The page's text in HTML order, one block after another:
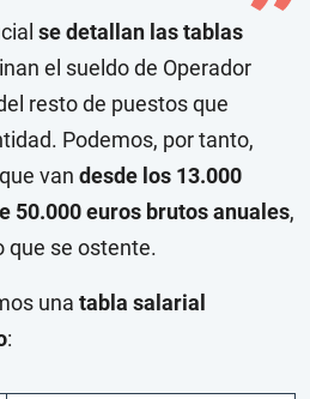
se detallan las tablas
el sueldo de Operador
resto de puestos que
Podemos, por tanto,
van desde los 13.000
50.000 euros brutos anuales,
que se ostente.
una tabla salarial
: